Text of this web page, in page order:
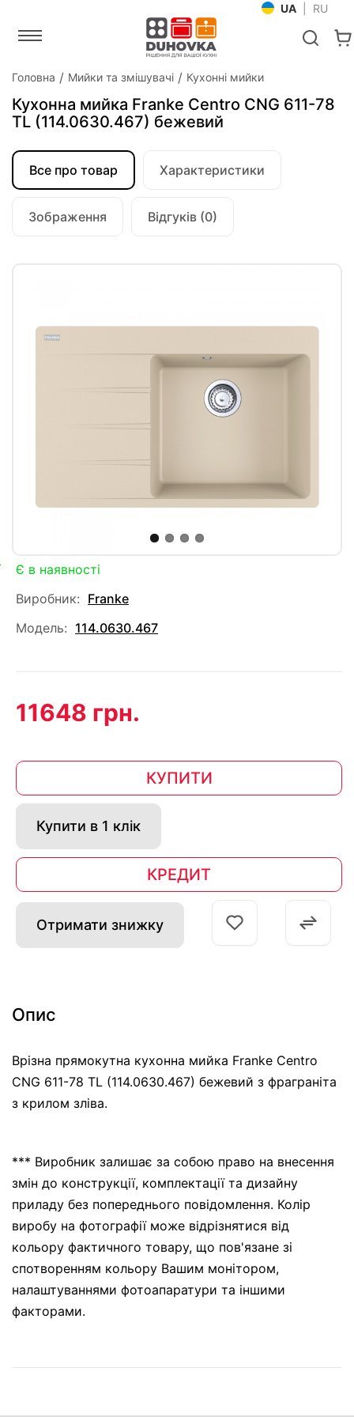
UA RU
Головна Мийки та змішувачі Кухонні мийки
Кухонна мийка Franke Centro CNG 611-78
TL (114.0630.467) бежевий
Все про товар Характеристики
Зображення Відгуків (0)
Є в наявності
Виробник: Franke
Модель: 114.0630.467
11648 грн.
КУПИТИ
Купити в 1 клік
КРЕДИТ
Отримати знижку
Опис
Врізна прямокутна кухонна мийка Franke Centro
CNG 611-78 TL (114.0630.467) бежевий з фраграніта
з крилом зліва.
*** Виробник залишає за собою право на внесення
змін до конструкції, комплектації та дизайну
приладу без попереднього повідомлення. Колір
виробу на фотографії може відрізнятися від
кольору фактичного товару, що пов'язане зі
спотворенням кольору Вашим монітором,
налаштуваннями фотоапаратури та іншими
факторами.